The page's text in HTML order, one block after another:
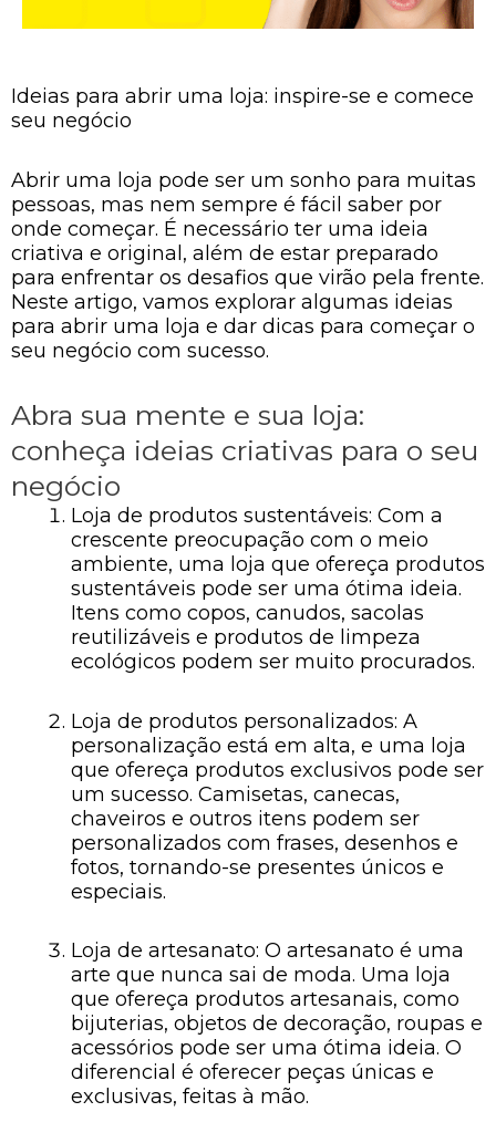
Ideias para abrir uma loja: inspire-se e comece
seu negócio
Abrir uma loja pode ser um sonho para muitas
pessoas, mas nem sempre é fácil saber por
onde começar. É necessário ter uma ideia
criativa e original, além de estar preparado
para enfrentar os desafios que virão pela frente.
Neste artigo, vamos explorar algumas ideias
para abrir uma loja e dar dicas para começar o
seu negócio com sucesso.
Abra sua mente e sua loja:
conheça ideias criativas para o seu
negócio
Loja de produtos sustentáveis: Com a
crescente preocupação com o meio
ambiente, uma loja que ofereça produtos
sustentáveis pode ser uma ótima ideia.
Itens como copos, canudos, sacolas
reutilizáveis e produtos de limpeza
ecológicos podem ser muito procurados.
Loja de produtos personalizados: A
personalização está em alta, e uma loja
que ofereça produtos exclusivos pode ser
um sucesso. Camisetas, canecas,
chaveiros e outros itens podem ser
personalizados com frases, desenhos e
fotos, tornando-se presentes únicos e
especiais.
Loja de artesanato: O artesanato é uma
arte que nunca sai de moda. Uma loja
que ofereça produtos artesanais, como
bijuterias, objetos de decoração, roupas e
acessórios pode ser uma ótima ideia. O
diferencial é oferecer peças únicas e
exclusivas, feitas à mão.